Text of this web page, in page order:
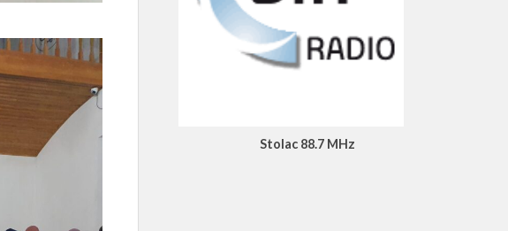
Stolac 88.7 MHz